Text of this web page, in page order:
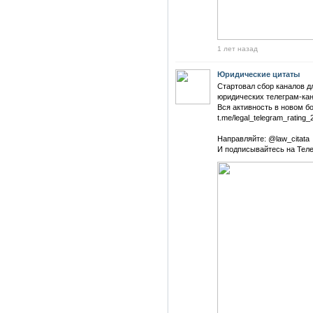
1 лет назад
Юридические цитаты
Стартовал сбор каналов
юридических телеграм-
Вся активность в новом
t.me/
Направляйте: @law_citata
И подписывайтесь на